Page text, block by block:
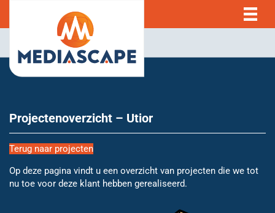
Projectenoverzicht – Utior
Terug naar projecten
Op deze pagina vindt u een overzicht van projecten die we tot
nu toe voor deze klant hebben gerealiseerd.